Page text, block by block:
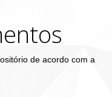
de acordo com a